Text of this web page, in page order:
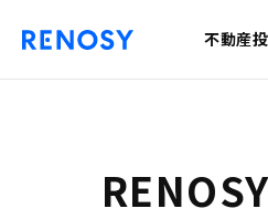
不動産
RENOSY